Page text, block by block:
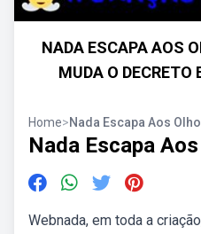
NADA ESCAPA AOS
MUDA O DECRETO
Home>Nada Escapa Aos
Nada Escapa
Webnada, em toda a